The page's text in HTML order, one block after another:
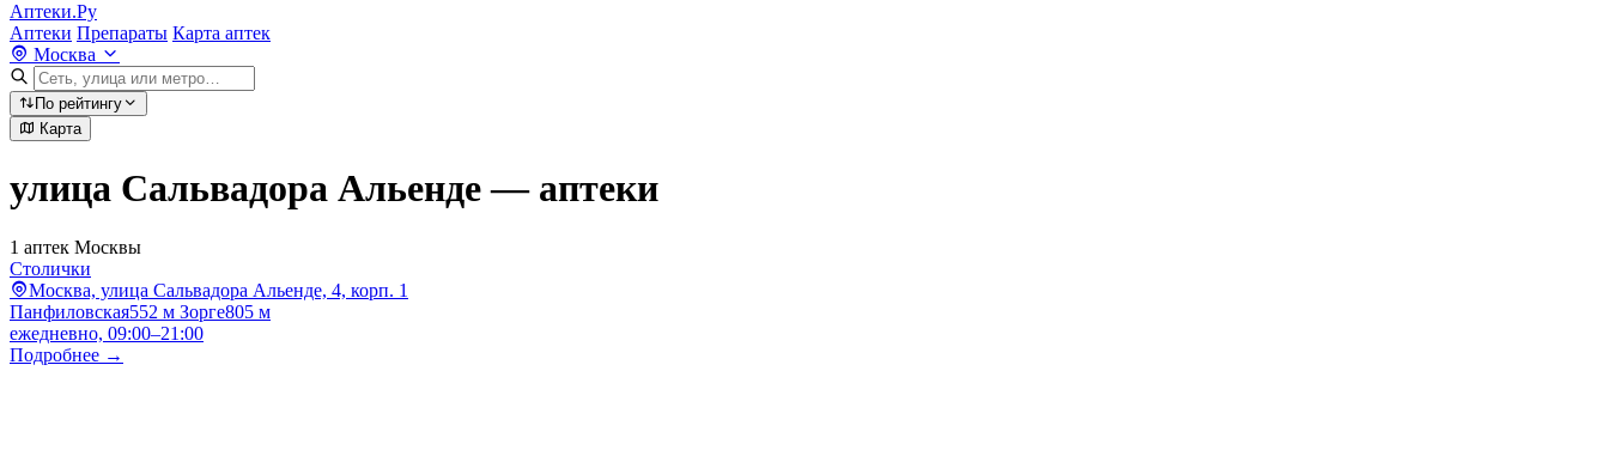
Аптеки.Ру
Аптеки Препараты Карта аптек
Москва
По рейтингу
Карта
улица Сальвадора Альенде — аптеки
1 аптек Москвы
Столички
Москва, улица Сальвадора Альенде, 4, корп. 1
Панфиловская552 м Зорге805 м
ежедневно, 09:00–21:00
Подробнее →